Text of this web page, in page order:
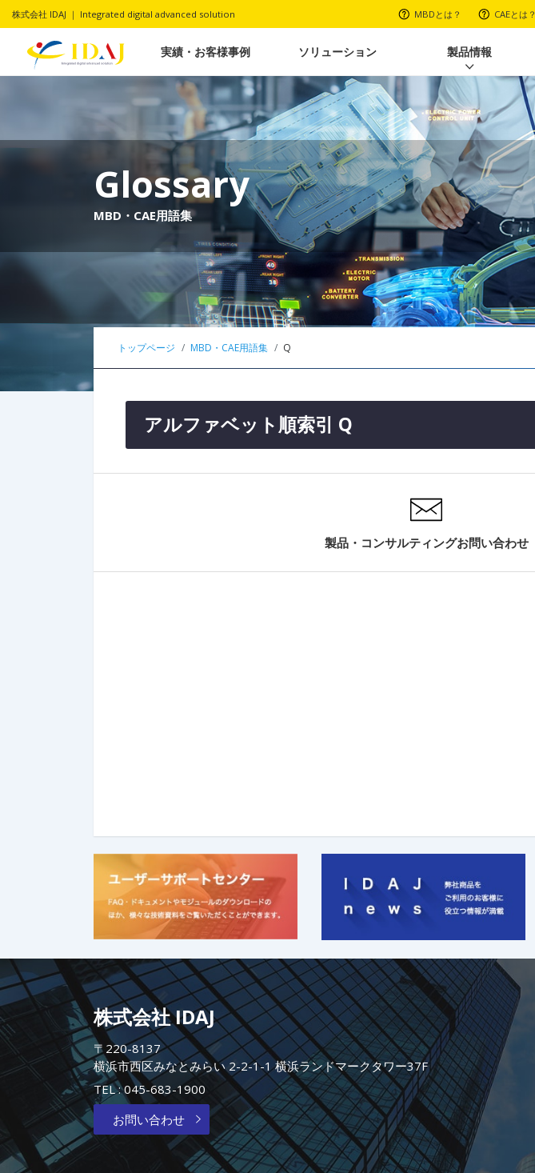
株式会社 IDAJ ｜ Integrated digital advanced solution MBDとは？ CAEとは？
実績・お客様事例 ソリューション 製品情報
Glossary
MBD・CAE用語集
トップページ MBD・CAE用語集 Q
アルファベット順索引 Q
製品・コンサルティングお問い合わせ
株式会社 IDAJ
〒220-8137
横浜市西区みなとみらい 2-2-1-1 横浜ランドマークタワー37F
TEL :045-683-1900
お問い合わせ